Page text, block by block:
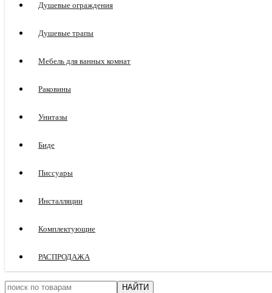
Душевые ограждения
Душевые трапы
Мебель для ванных комнат
Раковины
Унитазы
Биде
Писсуары
Инсталляции
Комплектующие
РАСПРОДАЖА